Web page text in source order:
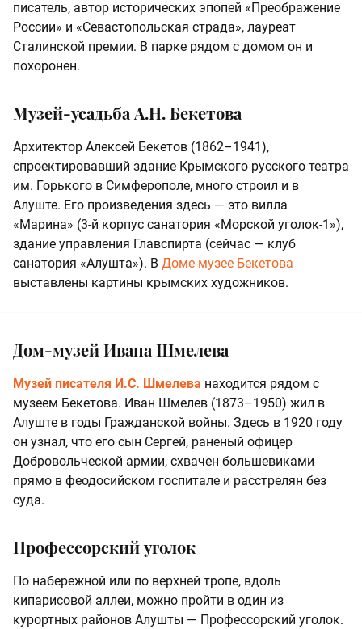
писатель, автор исторических эпопей «Преображение
России» и «Севастопольская страда», лауреат
Сталинской премии. В парке рядом с домом он и
похоронен.
Музей-усадьба А.Н. Бекетова
Архитектор Алексей Бекетов (1862–1941),
спроектировавший здание Крымского русского театра
им. Горького в Симферополе, много строил и в
Алуште. Его произведения здесь — это вилла
«Марина» (3-й корпус санатория «Морской уголок-1»),
здание управления Главспирта (сейчас — клуб
санатория «Алушта»). В Доме-музее Бекетова
выставлены картины крымских художников.
Дом-музей Ивана Шмелева
Музей писателя И.С. Шмелева находится рядом с
музеем Бекетова. Иван Шмелев (1873–1950) жил в
Алуште в годы Гражданской войны. Здесь в 1920 году
он узнал, что его сын Сергей, раненый офицер
Добровольческой армии, схвачен большевиками
прямо в феодосийском госпитале и расстрелян без
суда.
Профессорский уголок
По набережной или по верхней тропе, вдоль
кипарисовой аллеи, можно пройти в один из
курортных районов Алушты — Профессорский уголок.